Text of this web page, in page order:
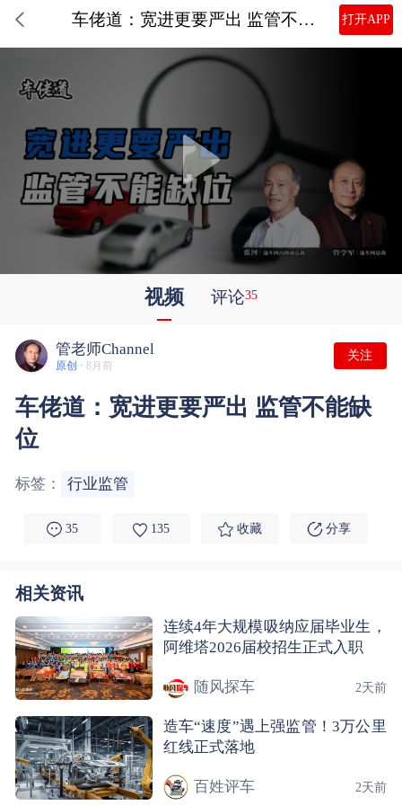
车佬道：宽进更要严出 监管不能缺位 打开APP
视频 评论35
管老师Channel
原创 · 8月前
关注
车佬道：宽进更要严出 监管不能缺
位
标签： 行业监管
35 135 收藏 分享
相关资讯
连续4年大规模吸纳应届毕业生，
阿维塔2026届校招生正式入职
随风探车 2天前
造车“速度”遇上强监管！3万公里
红线正式落地
百姓评车 2天前